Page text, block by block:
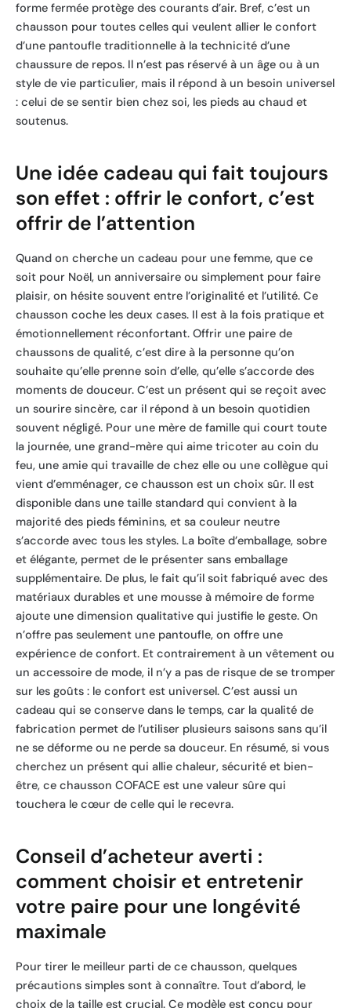
forme fermée protège des courants d’air. Bref, c’est un
chausson pour toutes celles qui veulent allier le confort
d’une pantoufle traditionnelle à la technicité d’une
chaussure de repos. Il n’est pas réservé à un âge ou à un
style de vie particulier, mais il répond à un besoin universel
: celui de se sentir bien chez soi, les pieds au chaud et
soutenus.
Une idée cadeau qui fait toujours
son effet : offrir le confort, c’est
offrir de l’attention
Quand on cherche un cadeau pour une femme, que ce
soit pour Noël, un anniversaire ou simplement pour faire
plaisir, on hésite souvent entre l’originalité et l’utilité. Ce
chausson coche les deux cases. Il est à la fois pratique et
émotionnellement réconfortant. Offrir une paire de
chaussons de qualité, c’est dire à la personne qu’on
souhaite qu’elle prenne soin d’elle, qu’elle s’accorde des
moments de douceur. C’est un présent qui se reçoit avec
un sourire sincère, car il répond à un besoin quotidien
souvent négligé. Pour une mère de famille qui court toute
la journée, une grand-mère qui aime tricoter au coin du
feu, une amie qui travaille de chez elle ou une collègue qui
vient d’emménager, ce chausson est un choix sûr. Il est
disponible dans une taille standard qui convient à la
majorité des pieds féminins, et sa couleur neutre
s’accorde avec tous les styles. La boîte d’emballage, sobre
et élégante, permet de le présenter sans emballage
supplémentaire. De plus, le fait qu’il soit fabriqué avec des
matériaux durables et une mousse à mémoire de forme
ajoute une dimension qualitative qui justifie le geste. On
n’offre pas seulement une pantoufle, on offre une
expérience de confort. Et contrairement à un vêtement ou
un accessoire de mode, il n’y a pas de risque de se tromper
sur les goûts : le confort est universel. C’est aussi un
cadeau qui se conserve dans le temps, car la qualité de
fabrication permet de l’utiliser plusieurs saisons sans qu’il
ne se déforme ou ne perde sa douceur. En résumé, si vous
cherchez un présent qui allie chaleur, sécurité et bien-
être, ce chausson COFACE est une valeur sûre qui
touchera le cœur de celle qui le recevra.
Conseil d’acheteur averti :
comment choisir et entretenir
votre paire pour une longévité
maximale
Pour tirer le meilleur parti de ce chausson, quelques
précautions simples sont à connaître. Tout d’abord, le
choix de la taille est crucial. Ce modèle est conçu pour